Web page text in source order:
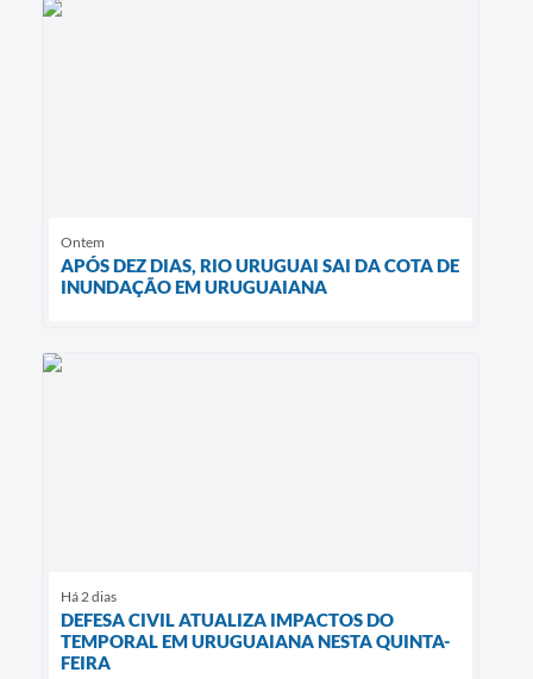
Ontem
APÓS DEZ DIAS, RIO URUGUAI SAI DA COTA DE
INUNDAÇÃO EM URUGUAIANA
Há 2 dias
DEFESA CIVIL ATUALIZA IMPACTOS DO
TEMPORAL EM URUGUAIANA NESTA QUINTA-
FEIRA